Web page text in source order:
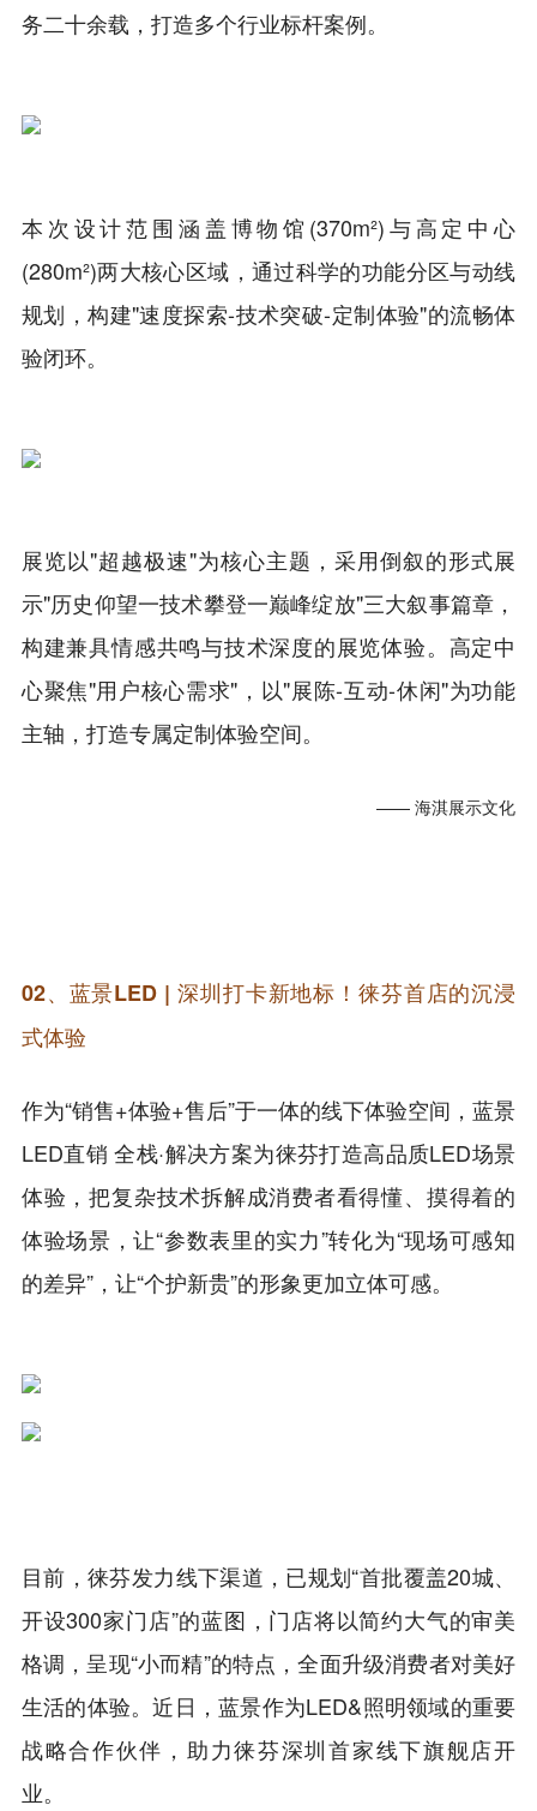
务二十余载，打造多个行业标杆案例。
本次设计范围涵盖博物馆(370m²)与高定中心
(280m²)两大核心区域，通过科学的功能分区与动线
规划，构建"速度探索-技术突破-定制体验"的流畅体
验闭环。
展览以"超越极速"为核心主题，采用倒叙的形式展
示"历史仰望一技术攀登一巅峰绽放"三大叙事篇章，
构建兼具情感共鸣与技术深度的展览体验。高定中
心聚焦"用户核心需求"，以"展陈-互动-休闲"为功能
主轴，打造专属定制体验空间。
—— 海淇展示文化
02、蓝景LED | 深圳打卡新地标！徕芬首店的沉浸
式体验
作为“销售+体验+售后”于一体的线下体验空间，蓝景
LED直销 全栈·解决方案为徕芬打造高品质LED场景
体验，把复杂技术拆解成消费者看得懂、摸得着的
体验场景，让“参数表里的实力”转化为“现场可感知
的差异”，让“个护新贵”的形象更加立体可感。
目前，徕芬发力线下渠道，已规划“首批覆盖20城、
开设300家门店”的蓝图，门店将以简约大气的审美
格调，呈现“小而精”的特点，全面升级消费者对美好
生活的体验。近日，蓝景作为LED&照明领域的重要
战略合作伙伴，助力徕芬深圳首家线下旗舰店开
业。